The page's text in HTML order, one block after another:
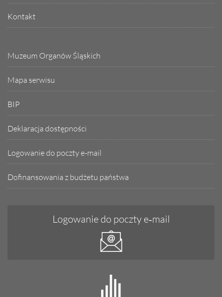
Kontakt
Muzeum Organów Śląskich
Mapa serwisu
BIP
Deklaracja dostępności
Logowanie do poczty e-mail
Dofinansowania z budżetu państwa
Logowanie do poczty e‑mail